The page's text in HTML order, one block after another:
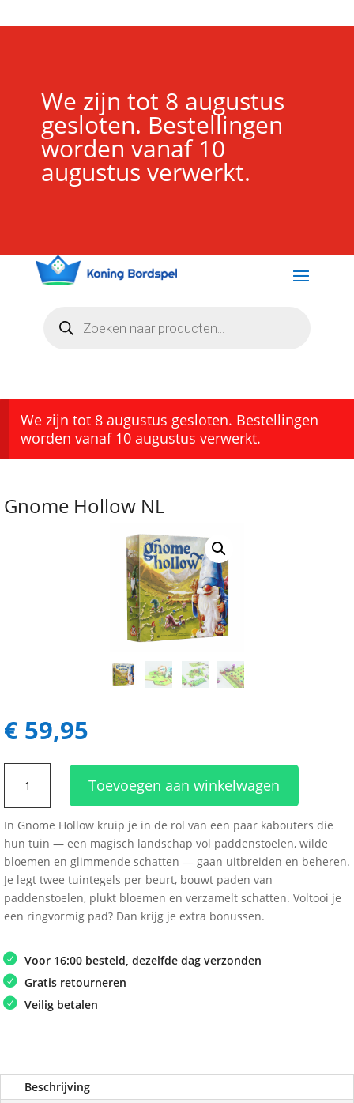
We zijn tot 8 augustus
gesloten. Bestellingen
worden vanaf 10
augustus verwerkt.
zoeken
We zijn tot 8 augustus gesloten. Bestellingen
worden vanaf 10 augustus verwerkt.
Gnome Hollow NL
€ 59,95
Hollow
NL
aantal
Toevoegen aan winkelwagen
In Gnome Hollow kruip je in de rol van een paar kabouters die
hun tuin — een magisch landschap vol paddenstoelen, wilde
bloemen en glimmende schatten — gaan uitbreiden en beheren.
Je legt twee tuintegels per beurt, bouwt paden van
paddenstoelen, plukt bloemen en verzamelt schatten. Voltooi je
een ringvormig pad? Dan krijg je extra bonussen.
Voor 16:00 besteld, dezelfde dag verzonden
Gratis retourneren
Veilig betalen
Beschrijving